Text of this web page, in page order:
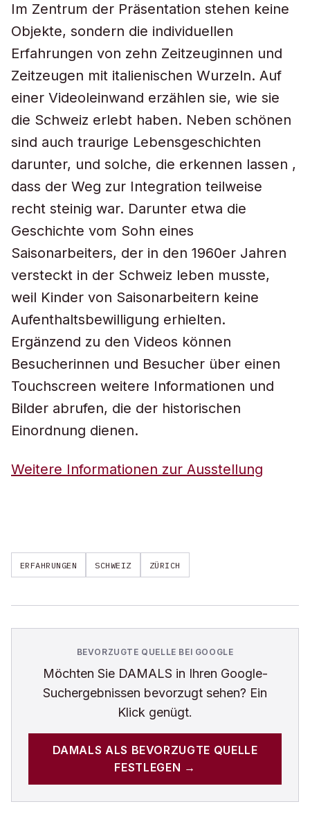
Im Zentrum der Präsentation stehen keine
Objekte, sondern die individuellen
Erfahrungen von zehn Zeitzeuginnen und
Zeitzeugen mit italienischen Wurzeln. Auf
einer Videoleinwand erzählen sie, wie sie
die Schweiz erlebt haben. Neben schönen
sind auch traurige Lebensgeschichten
darunter, und solche, die erkennen lassen ,
dass der Weg zur Integration teilweise
recht steinig war. Darunter etwa die
Geschichte vom Sohn eines
Saisonarbeiters, der in den 1960er Jahren
versteckt in der Schweiz leben musste,
weil Kinder von Saisonarbeitern keine
Aufenthaltsbewilligung erhielten.
Ergänzend zu den Videos können
Besucherinnen und Besucher über einen
Touchscreen weitere Informationen und
Bilder abrufen, die der historischen
Einordnung dienen.
Weitere Informationen zur Ausstellung
ERFAHRUNGEN SCHWEIZ ZÜRICH
BEVORZUGTE QUELLE BEI GOOGLE
Möchten Sie DAMALS in Ihren Google-
Suchergebnissen bevorzugt sehen? Ein
Klick genügt.
DAMALS ALS BEVORZUGTE QUELLE
FESTLEGEN →